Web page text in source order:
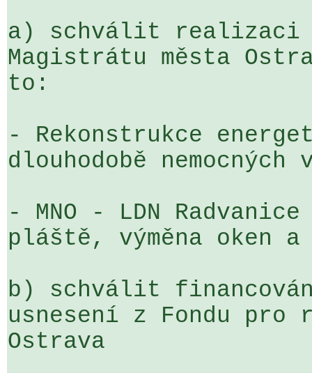
a) schválit realizaci
Magistrátu města
to:
- Rekonstrukce
dlouhodobě
- MNO - LDN
pláště, výměna oken
b) schválit
usnesení z Fondu pro
Ostrava